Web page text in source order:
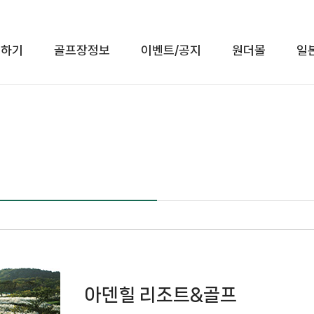
기 골프장정보 이벤트/공지 원더몰 일
아덴힐 리조트&골프